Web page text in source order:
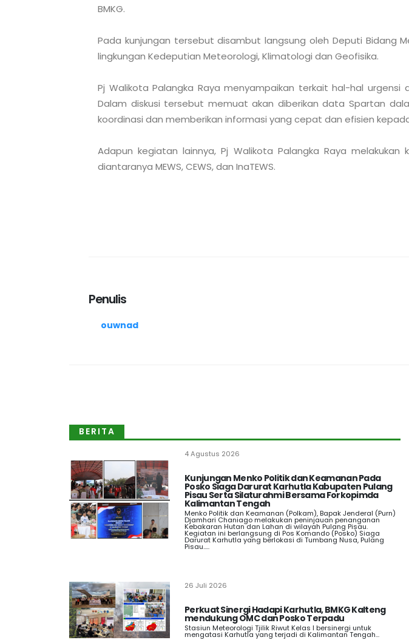
BMKG.
Pada kunjungan tersebut disambut langsung oleh Deputi Bidang
lingkungan Kedeputian Meteorologi, Klimatologi dan Geofisika.
Pj Walikota Palangka Raya menyampaikan terkait hal-hal
Dalam diskusi tersebut memuat akan diberikan data Spartan
koordinasi dan memberikan informasi yang cepat dan efisien
Adapun kegiatan lainnya, Pj Walikota Palangka Raya
Penulis
ouwnad
BERITA
4 Agustus 2026
Kunjungan Menko Politik dan Keamanan Pada
Posko Siaga Darurat Karhutla Kabupaten Pulang
Pisau Serta Silaturahmi Bersama Forkopimda
Kalimantan Tengah
Menko Politik dan Keamanan (Polkam), Bapak Jenderal (Purn)
Djamhari Chaniago melakukan peninjauan penanganan
Kebakaran Hutan dan Lahan di wilayah Pulang Pisau.
Kegiatan ini berlangsung di Pos Komando (Posko) Siaga
Darurat Karhutla yang berlokasi di Tumbang Nusa, Pulang
Pisau.....
26 Juli 2026
Perkuat Sinergi Hadapi Karhutla, BMKG Kalteng
mendukung OMC dan Posko Terpadu
Stasiun Meteorologi Tjilik Riwut Kelas I bersinergi untuk
mengatasi Karhutla yang terjadi di Kalimantan Tengah...